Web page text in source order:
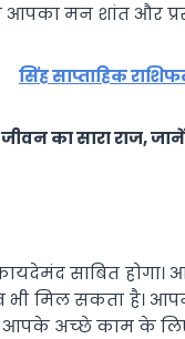
मन शांत और
सिंहसाप्ताहिक
का सारा राज,
साबित
भी मिल सकता है।
आपके अच्‍छे काम के